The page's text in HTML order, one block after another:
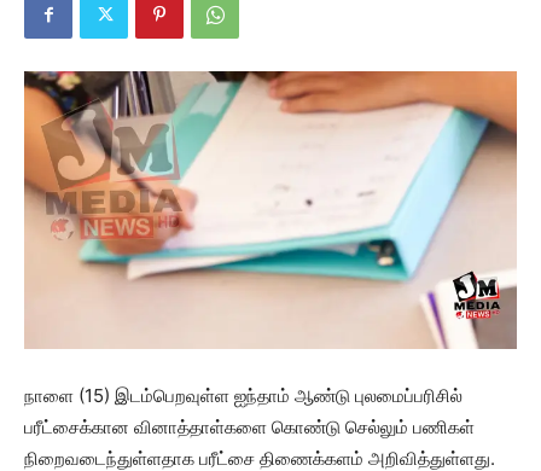
நாளை (15) இடம்பெறவுள்ள ஐந்தாம் ஆண்டு புலமைப்பரிசில்
பரீட்சைக்கான வினாத்தாள்களை கொண்டு செல்லும் பணிகள்
நிறைவடைந்துள்ளதாக பரீட்சை திணைக்களம் அறிவித்துள்ளது.